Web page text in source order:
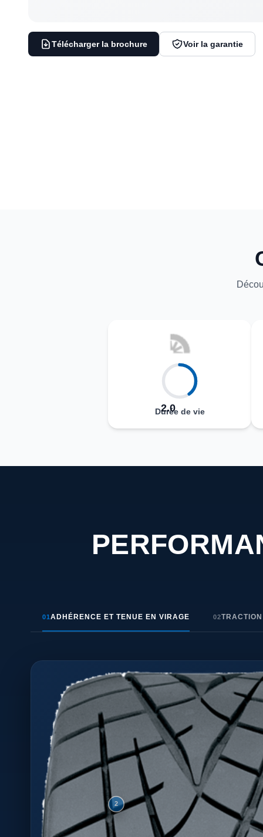
Télécharger la brochure Voir la garantie
2.0
Durée de vie
01 ADHÉRENCE ET TENUE EN VIRAGE 02
2